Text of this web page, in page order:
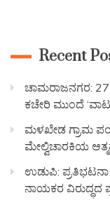
Recent
ಚಾಮರಾಜನಗರ:
ಕಚೇರಿ ಮುಂದೆ
ಮಳಖೇಡ ಗ್ರಾಮ
ಮೇಲ್ವಿಚಾರಕಿಯ
ಉಡುಪಿ:
ನಾಯಕರ ವಿರುದ್ಧದ